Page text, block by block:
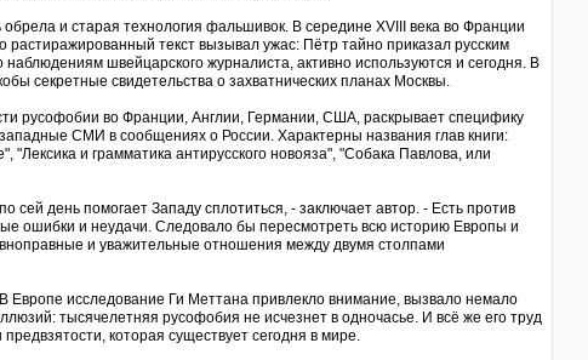
и старая технология фальшивок. В середине XVIII века во Франции
текст вызывал ужас: Пётр тайно приказал русским
швейцарского журналиста, активно используются и сегодня. В
секретные свидетельства о захватнических планах Москвы.
русофобии во Франции, Англии, Германии, США, раскрывает специфику
СМИ в сообщениях о России. Характерны названия глав книги:
и грамматика антирусского новояза", "Собака Павлова, или
сей день помогает Западу сплотиться, - заключает автор. - Есть против
ошибки и неудачи. Следовало бы пересмотреть всю историю Европы и
и уважительные отношения между двумя столпами
Европе исследование Ги Меттана привлекло внимание, вызвало немало
тысячелетняя русофобия не исчезнет в одночасье. И всё же его труд
которая существует сегодня в мире.